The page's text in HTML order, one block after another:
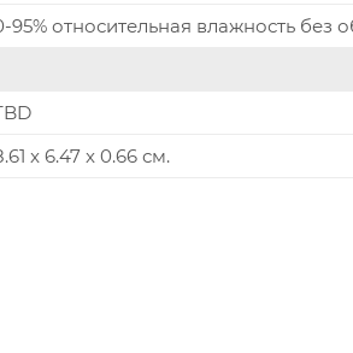
95% относительная влажность без
x 6.47 x 0.66 см.